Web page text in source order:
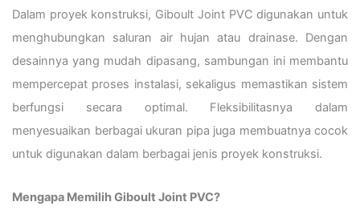
Dalam proyek konstruksi, Giboult Joint PVC digunakan untuk
menghubungkan saluran air hujan atau drainase. Dengan
desainnya yang mudah dipasang, sambungan ini membantu
mempercepat proses instalasi, sekaligus memastikan sistem
berfungsi secara optimal. Fleksibilitasnya dalam
menyesuaikan berbagai ukuran pipa juga membuatnya cocok
untuk digunakan dalam berbagai jenis proyek konstruksi.
Mengapa Memilih Giboult Joint PVC?